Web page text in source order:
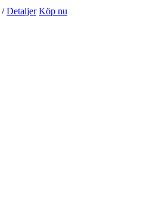
/ Detaljer Köp nu